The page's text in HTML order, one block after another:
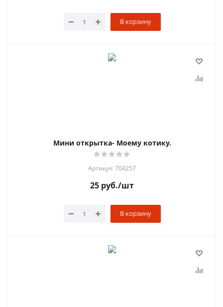
В корзину
Мини открытка- Моему котику.
Артикул: 704257
25 руб./шт
В корзину